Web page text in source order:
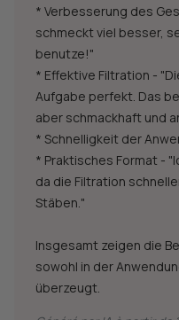
* Verbesserung des
schmeckt viel besser,
benutze!"
* Effektive Filtration -
Aufgabe perfekt. Das
aber schmackhaft und
* Schnelligkeit der
* Praktisches Format -
da die Filtration
Stäben."
Insgesamt zeigen die
sowohl in der
überzeugt.